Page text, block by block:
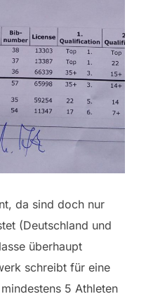
da sind doch nur
(Deutschland und
überhaupt
schreibt für eine
5 Athleten